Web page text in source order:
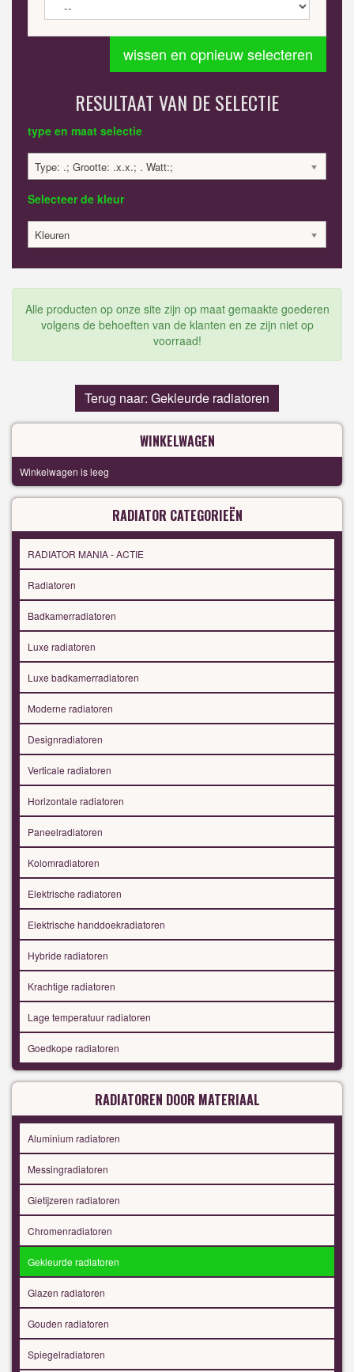
wissen en opnieuw selecteren
RESULTAAT VAN DE SELECTIE
type en maat selectie
Type: .; Grootte: .x.x.; . Watt:;
Selecteer de kleur
Kleuren
Alle producten op onze site zijn op maat gemaakte goederen
volgens de behoeften van de klanten en ze zijn niet op
voorraad!
Terug naar: Gekleurde radiatoren
WINKELWAGEN
Winkelwagen is leeg
RADIATOR CATEGORIEËN
RADIATOR MANIA - ACTIE
Radiatoren
Badkamerradiatoren
Luxe radiatoren
Luxe badkamerradiatoren
Moderne radiatoren
Designradiatoren
Verticale radiatoren
Horizontale radiatoren
Paneelradiatoren
Kolomradiatoren
Elektrische radiatoren
Elektrische handdoekradiatoren
Hybride radiatoren
Krachtige radiatoren
Lage temperatuur radiatoren
Goedkope radiatoren
RADIATOREN DOOR MATERIAAL
Aluminium radiatoren
Messingradiatoren
Gietijzeren radiatoren
Chromenradiatoren
Gekleurde radiatoren
Glazen radiatoren
Gouden radiatoren
Spiegelradiatoren